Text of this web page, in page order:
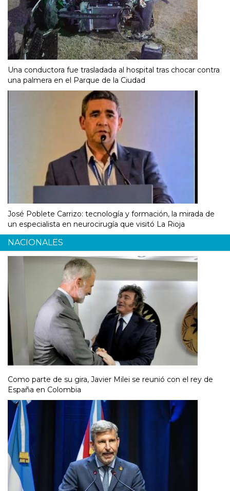
Una conductora fue trasladada al hospital tras chocar contra
una palmera en el Parque de la Ciudad
José Poblete Carrizo: tecnología y formación, la mirada de
un especialista en neurocirugía que visitó La Rioja
NACIONALES
Como parte de su gira, Javier Milei se reunió con el rey de
España en Colombia